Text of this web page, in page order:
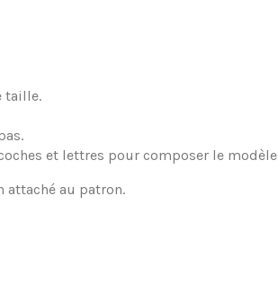
taille.
et lettres pour composer le
attaché au patron.